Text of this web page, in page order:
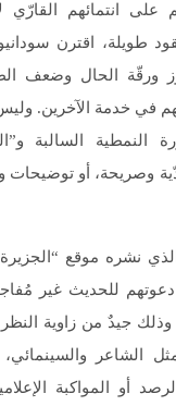
على انتمائهم
طويلة، اقترن
ورقّة الحال وضعف
في خدمة الآخرين.
النمطية السالبة
وصريحة، أو
نشره موقع
للحديث غير
وذلك جيدٌ من زاوية
الشاعر والسينمائي،
أو المواكبة